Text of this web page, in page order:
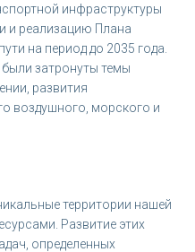
инфраструктуры
и реализацию Плана
на период до 2035 года.
затронуты темы
развития
воздушного, морского и
территории нашей
Развитие этих
определенных